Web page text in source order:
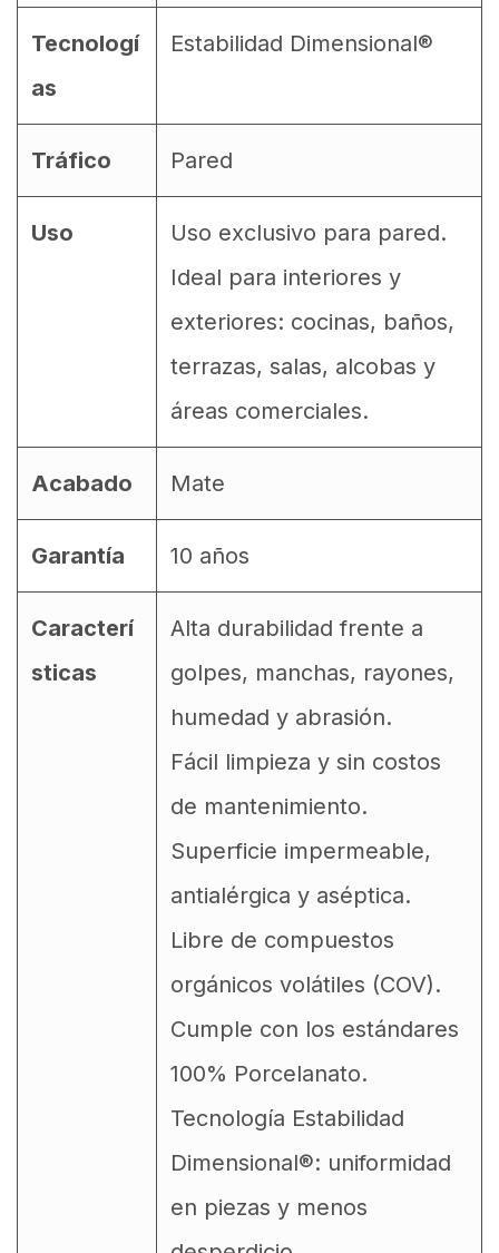
Tecnologí
as
Estabilidad Dimensional®
Tráfico Pared
Uso
Uso exclusivo para pared.
Ideal para interiores y
exteriores: cocinas, baños,
terrazas, salas, alcobas y
áreas comerciales.
Acabado Mate
Garantía 10 años
Caracterí
sticas
Alta durabilidad frente a
golpes, manchas, rayones,
humedad y abrasión.
Fácil limpieza y sin costos
de mantenimiento.
Superficie impermeable,
antialérgica y aséptica.
Libre de compuestos
orgánicos volátiles (COV).
Cumple con los estándares
100% Porcelanato.
Tecnología Estabilidad
Dimensional®: uniformidad
en piezas y menos